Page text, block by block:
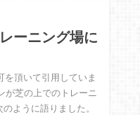
ーニング場に
を頂いて引用していま
が芝の上でのトレーニ
ように語りました。